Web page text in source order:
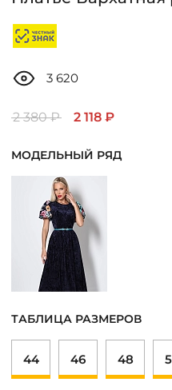
ОПЛАТА
ТАБЛИЦА
МОСКВА
+7 (800) 511-35-10
MANAGER@DSTREND.RU
ЗАКАЗАТЬ ЗВОНОК
3 620
2 380 ₽ 2 118 ₽
МОДЕЛЬНЫЙ РЯД
ТАБЛИЦА РАЗМЕРОВ
44 46 48